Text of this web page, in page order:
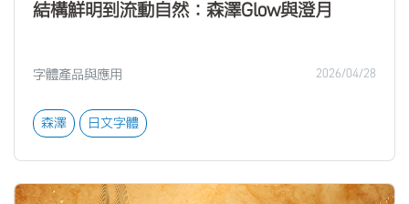
結構鮮明到流動自然：森澤Glow與澄月
字體產品與應用 2026/04/28
森澤 日文字體